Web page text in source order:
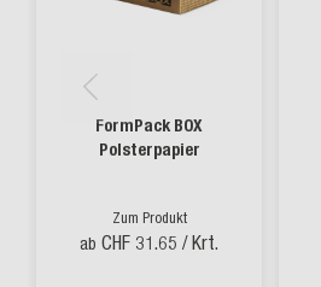
FormPack BOX
Polsterpapier
Zum Produkt
ab CHF 31.65 / Krt.